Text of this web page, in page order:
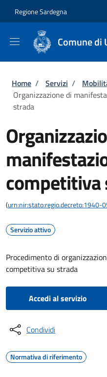
Regione Sardegna
Comune di
Briciole di
Home / Servizi /
Organizzazione di
strada
competitiva
(urn:nir:stato:regio.decreto:1940-
Servizio attivo
Procedimento di
competitiva su strada
Accedi al servizio
Condividi
Normativa di riferimento